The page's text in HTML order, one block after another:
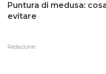
Puntura di medusa:
evitare
Redazione